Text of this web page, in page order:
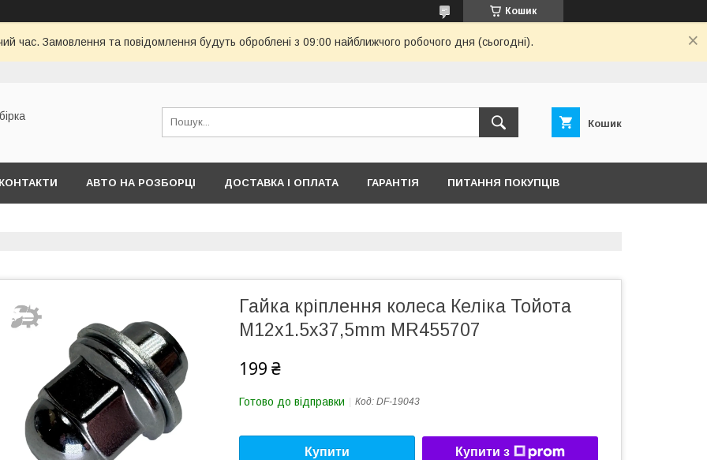
Кошик
час. Замовлення та повідомлення будуть оброблені з 09:00 найближчого робочого дня (сьогодні).
Кошик
КОНТАКТИ АВТО НА РОЗБОРЦІ ДОСТАВКА І ОПЛАТА ГАРАНТІЯ ПИТАННЯ ПОКУПЦІВ
Гайка кріплення колеса Келіка Тойота
M12x1.5х37,5mm MR455707
199 ₴
Готово до відправки Код: DF-19043
Купити Купити з